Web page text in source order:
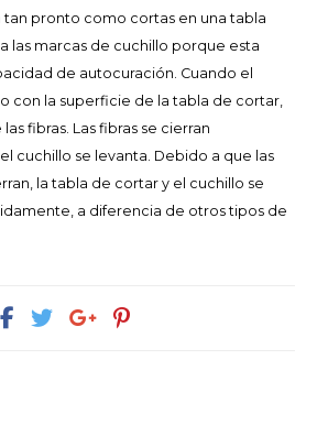
pronto como cortas en una tabla
las marcas de cuchillo porque esta
de autocuración. Cuando el
con la superficie de la tabla de cortar,
fibras. Las fibras se cierran
cuchillo se levanta. Debido a que las
la tabla de cortar y el cuchillo se
a diferencia de otros tipos de